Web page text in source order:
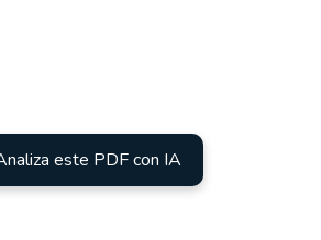
este PDF con IA